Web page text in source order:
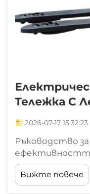
Тележка С
2026-07-17 15:32:23
Ръководство
съвременната
логистично
дейност
Вижте повече